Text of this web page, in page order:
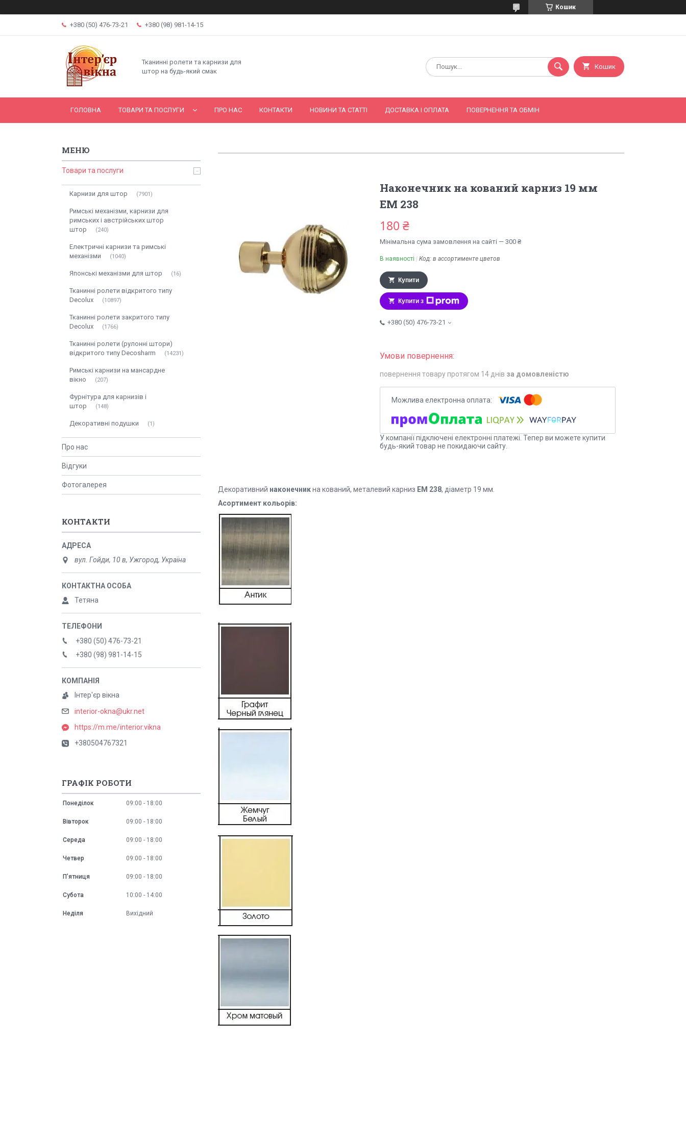
Кошик
+380 (50) 476-73-21 +380 (98) 981-14-15
Тканинні ролети та карнизи для
штор на будь-який смак
Кошик
ГОЛОВНА ТОВАРИ ТА ПОСЛУГИ ПРО НАС КОНТАКТИ НОВИНИ ТА СТАТТІ ДОСТАВКА І ОПЛАТА ПОВЕРНЕННЯ ТА ОБМІН
Наконечник на кований карниз 19 мм
EМ 238
180 ₴
Мінімальна сума замовлення на сайті — 300 ₴
В наявності Код: в ассортименте цветов
Купити
Купити з
+380 (50) 476-73-21
повернення товару протягом 14 днів за домовленістю
У компанії підключені електронні платежі. Тепер ви можете купити
будь-який товар не покидаючи сайту.
Декоративний наконечникна кований, металевий карниз EМ 238, діаметр 19 мм.
Асортимент кольорів:
Товари та послуги
Карнизи для штор 7901
Римські механізми, карнизи для
римських і австрійських штор
штор
240
Електричні карнизи та римські
механізми
1040
Японські механізми для штор 16
Тканинні ролети відкритого типу
Decolux
10897
Тканинні ролети закритого типу
Decolux
1766
Тканинні ролети (рулонні штори)
відкритого типу Decosharm
14231
Римські карнизи на мансардне
вікно
207
Фурнітура для карнизів і
штор
148
Декоративні подушки 1
Про нас
Відгуки
Фотогалерея
КОНТАКТИ
вул. Гойди, 10 в, Ужгород, Україна
Тетяна
+380 (50) 476-73-21
+380 (98) 981-14-15
Інтер'єр вікна
interior-okna@ukr.net
https://m.me/interior.vikna
+380504767321
ГРАФІК РОБОТИ
Понеділок 09:00 18:00
Вівторок 09:00 18:00
Середа 09:00 18:00
Четвер 09:00 18:00
Пʼятниця 09:00 18:00
Субота 10:00 14:00
Неділя Вихідний